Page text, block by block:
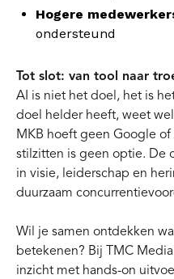
Hogere
ondersteund
Tot slot: van tool naar
AI is niet het doel, het is
doel helder heeft, weet
MKB hoeft geen Google
stilzitten is geen optie. De
in visie, leiderschap en
duurzaam
Wil je samen ontdekken
betekenen? Bij TMC
inzicht met hands-on